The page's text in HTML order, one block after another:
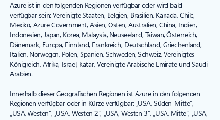
Azure ist in den folgenden Regionen verfügbar oder wird bald
verfügbar sein: Vereinigte Staaten, Belgien, Brasilien, Kanada, Chile,
Mexiko, Azure Government, Asien, Osten, Australien, China, Indien,
Indonesien, Japan, Korea, Malaysia, Neuseeland, Taiwan, Österreich,
Dänemark, Europa, Finnland, Frankreich, Deutschland, Griechenland,
Italien, Norwegen, Polen, Spanien, Schweden, Schweiz, Vereinigtes
Königreich, Afrika, Israel, Katar, Vereinigte Arabische Emirate und Saudi-
Arabien.
Innerhalb dieser Geografischen Regionen ist Azure in den folgenden
Regionen verfügbar oder in Kürze verfügbar: „USA, Süden-Mitte“,
„USA, Westen“, „USA, Westen 2“, „USA, Westen 3“, „USA, Mitte“, „USA,